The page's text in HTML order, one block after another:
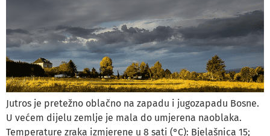
Jutros je pretežno oblačno na zapadu i jugozapadu Bosne.
U većem dijelu zemlje je mala do umjerena naoblaka.
Temperature zraka izmjerene u 8 sati (°C): Bjelašnica 15;